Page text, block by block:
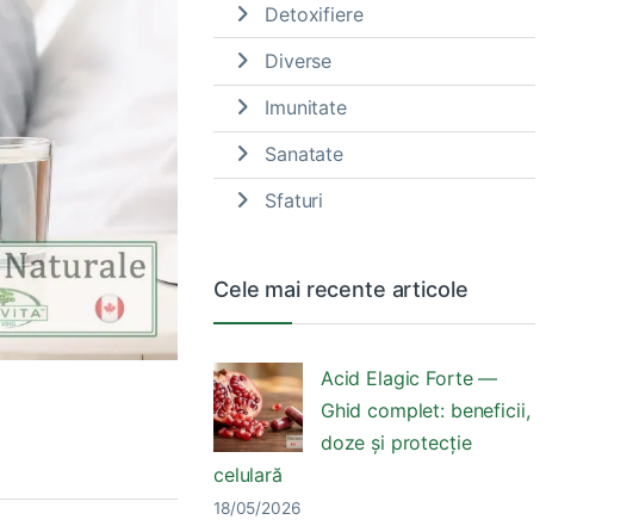
Detoxifiere
Diverse
Imunitate
Sanatate
Sfaturi
Cele mai recente articole
Acid Elagic Forte —
Ghid complet: beneficii,
doze și protecție
celulară
18/05/2026